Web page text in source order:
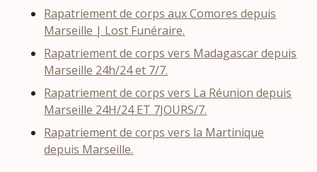
Rapatriement de corps aux Comores depuis
Marseille | Lost Funéraire.
Rapatriement de corps vers Madagascar depuis
Marseille 24h/24 et 7/7.
Rapatriement de corps vers La Réunion depuis
Marseille 24H/24 ET 7JOURS/7.
Rapatriement de corps vers la Martinique
depuis Marseille.